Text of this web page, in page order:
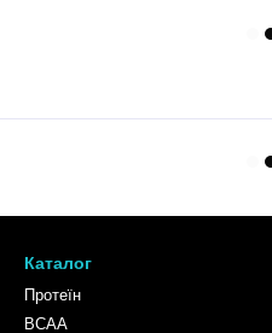
Каталог
Протеїн
BCAA